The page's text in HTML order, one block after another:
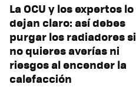
La OCU y los expertos lo
dejan claro: así debes
purgar los radiadores si
no quieres averías ni
riesgos al encender la
calefacción